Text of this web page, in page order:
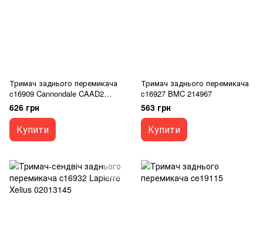
Тримач заднього перемикача
c16909 Cannondale CAAD2
сендвіч
626 грн
Купити
Тримач заднього перемикача
c16927 BMC 214967
563 грн
Купити